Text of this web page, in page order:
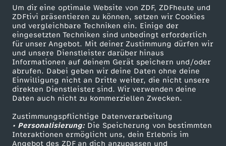
Um dir eine optimale Website von ZDF, ZDFheute und
ZDFtivi präsentieren zu können, setzen wir Cookies
und vergleichbare Techniken ein. Einige der
eingesetzten Techniken sind unbedingt erforderlich
für unser Angebot. Mit deiner Zustimmung dürfen wir
und unsere Dienstleister darüber hinaus
Informationen auf deinem Gerät speichern und/oder
abrufen. Dabei geben wir deine Daten ohne deine
Einwilligung nicht an Dritte weiter, die nicht unsere
direkten Dienstleister sind. Wir verwenden deine
Daten auch nicht zu kommerziellen Zwecken.
Zustimmungspflichtige Datenverarbeitung
• Personalisierung:Die Speicherung von bestimmten
Interaktionen ermöglicht uns, dein Erlebnis im
Angebot des ZDF an dich anzupassen und
u
n
g
v
o
m
Mehr ZDF
ZDF-Apps
Smart TV
ZDFtext
Livestreams
Sendungen A-Z
Service
ZDFmitreden
Kontakt zum ZDF
Tickets
Zuschauerservice
Hilfe